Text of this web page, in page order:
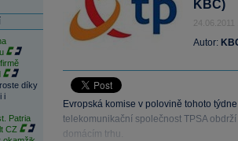
díky
i
Patria
CZ
KBC)
24.06.2011
Autor:
Evropská komise v polovině tohoto
telekomunikační společnost TPSA
domácím trhu.